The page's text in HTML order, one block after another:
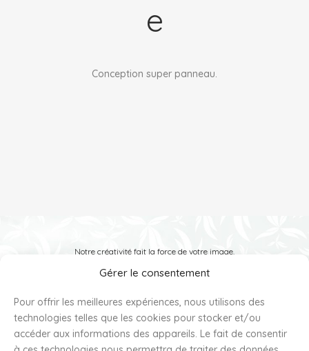
Gérer le consentement
Pour offrir les meilleures expériences, nous utilisons des
technologies telles que les cookies pour stocker et/ou
accéder aux informations des appareils. Le fait de consentir
e
Conception super panneau.
Notre créativité fait la force de votre image.
Partagez-nous votre idée